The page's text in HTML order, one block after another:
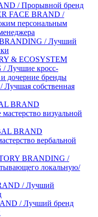
/ Прорывной бренд
FACE BRAND /
персональным
/ Лучший
& ECOSYSTEM
Лучшие кросс-
дочерние бренды
собственная
BRAND
визуальной
BRAND
вербальной
BRANDING /
локальную/
/ Лучший
/ Лучший бренд